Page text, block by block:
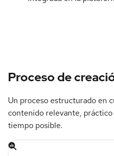
Proceso de
Un proceso estructurado en
contenido relevante,
tiempo posible.